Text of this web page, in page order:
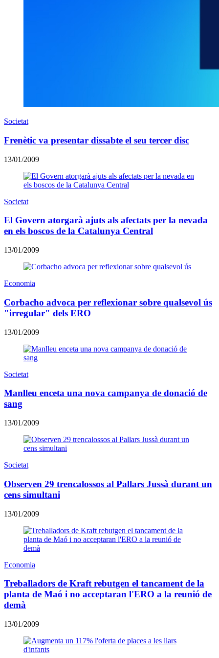
Societat
Frenètic va presentar dissabte el seu tercer disc
13/01/2009
Societat
El Govern atorgarà ajuts als afectats per la nevada
en els boscos de la Catalunya Central
13/01/2009
Economia
Corbacho advoca per reflexionar sobre qualsevol ús
"irregular" dels ERO
13/01/2009
Societat
Manlleu enceta una nova campanya de donació de
sang
13/01/2009
Societat
Observen 29 trencalossos al Pallars Jussà durant un
cens simultani
13/01/2009
Economia
Treballadors de Kraft rebutgen el tancament de la
planta de Maó i no acceptaran l'ERO a la reunió de
demà
13/01/2009